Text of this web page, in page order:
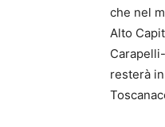
che nel
Alto
resterà